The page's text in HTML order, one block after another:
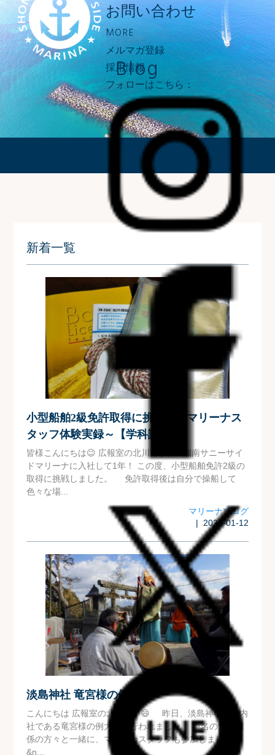
お問い合わせ
MORE
メルマガ登録
採用情報
フォローはこちら：
Blog
新着一覧
小型船舶2級免許取得に挑戦！～マリーナス
タッフ体験実録～【学科講習編】
皆様こんにちは😉 広報室の北川です。 湘南サニーサイ
ドマリーナに入社して1年！ この度、小型船舶免許2級の
取得に挑戦しました。 免許取得後は自分で操船して
色々な場...
マリーナブログ
| 2020-01-12
淡島神社 竜宮様の例大祭
こんにちは 広報室の北川です😄 昨日、淡島神社の境内
社である竜宮様の例大祭が行われました。 芦名の漁業関
係の方々と一緒に、マリーナスタッフも参加しました🚤
&n...